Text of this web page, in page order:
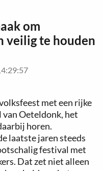
om
veilig te houden
met een rijke
Oeteldonk, het
horen.
laatste jaren steeds
festival met
Dat zet niet alleen